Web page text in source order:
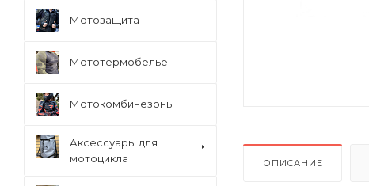
ОПИСАНИЕ
Мотозащита
Мототермобелье
Мотокомбинезоны
Аксессуары для
мотоцикла